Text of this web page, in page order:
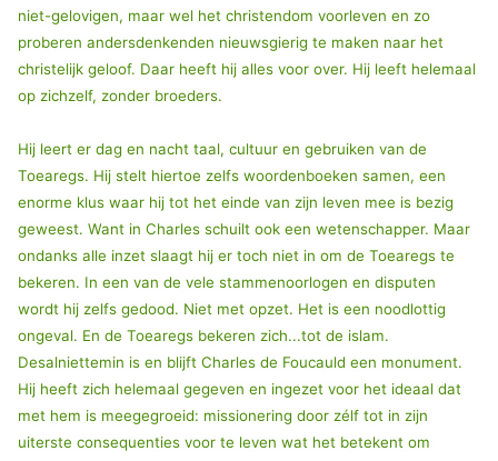
niet-gelovigen, maar wel het christendom voorleven en zo
proberen andersdenkenden nieuwsgierig te maken naar het
christelijk geloof. Daar heeft hij alles voor over. Hij leeft helemaal
op zichzelf, zonder broeders.
Hij leert er dag en nacht taal, cultuur en gebruiken van de
Toearegs. Hij stelt hiertoe zelfs woordenboeken samen, een
enorme klus waar hij tot het einde van zijn leven mee is bezig
geweest. Want in Charles schuilt ook een wetenschapper. Maar
ondanks alle inzet slaagt hij er toch niet in om de Toearegs te
bekeren. In een van de vele stammenoorlogen en disputen
wordt hij zelfs gedood. Niet met opzet. Het is een noodlottig
ongeval. En de Toearegs bekeren zich...tot de islam.
Desalniettemin is en blijft Charles de Foucauld een monument.
Hij heeft zich helemaal gegeven en ingezet voor het ideaal dat
met hem is meegegroeid: missionering door zélf tot in zijn
uiterste consequenties voor te leven wat het betekent om